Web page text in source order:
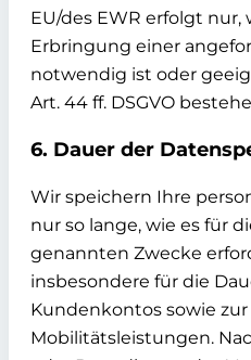
EU/des EWR erfolgt nur,
Erbringung einer
notwendig ist oder
Art. 44 ff. DSGVO
6. Dauer der
Wir speichern Ihre
nur so lange, wie es für
genannten Zwecke
insbesondere für die
Kundenkontos sowie
Mobilitätsleistungen.